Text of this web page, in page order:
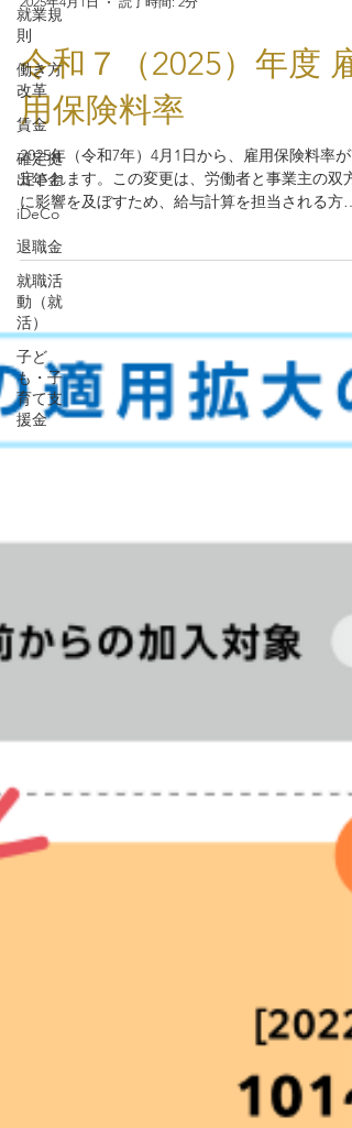
就業規
則
働き方
改革
賃金
確定拠
出年金
iDeCo
退職金
就職活
動（就
活）
子ど
も・子
育て支
援金
2025年4月1日 読了時間: 2分
令和７（2025）年度 雇
用保険料率
2025年（令和7年）4月1日から、雇用保険料率が
に影響を及ぼすため、給与計算を担当される方々
は注意が必要です。​